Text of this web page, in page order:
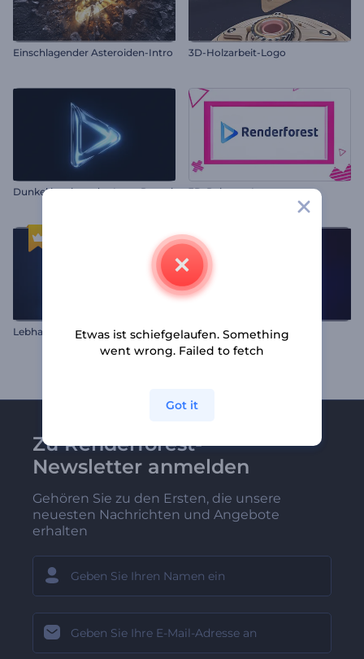
Einschlagender Asteroiden-Intro 3D-Holzarbeit-Logo
Dunkel leuchtendes Logo Reveal 3D-Rahmen Logo
L
ebhafte Zerstreuung Logo-Reveal Lichtstreifen-Logo
Zu Renderforest-
Newsletter anmelden
Gehören Sie zu den Ersten, die unsere
neuesten Nachrichten und Angebote
erhalten
Etwas ist schiefgelaufen. Something
went wrong. Failed to fetch
Got it